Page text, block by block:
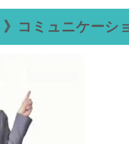
》コミュニケーシ